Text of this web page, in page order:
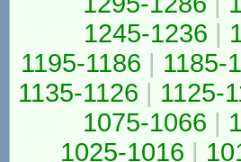
1245-1236 |
1195-1186 | 1185-
1135-1126 | 1125-
1075-1066 |
1025-1016 |